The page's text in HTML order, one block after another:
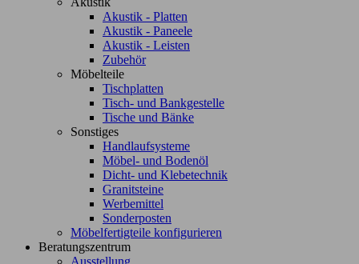
Akustik - Platten
Akustik - Paneele
Akustik - Leisten
Zubehör
Möbelteile
Tischplatten
Tisch- und Bankgestelle
Tische und Bänke
Sonstiges
Handlaufsysteme
Möbel- und Bodenöl
Dicht- und Klebetechnik
Granitsteine
Werbemittel
Sonderposten
Möbelfertigteile konfigurieren
Beratungszentrum